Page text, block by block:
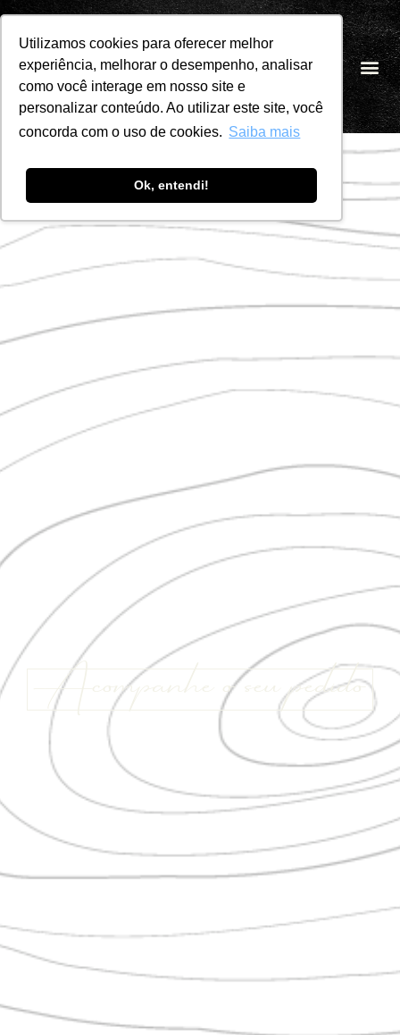
Utilizamos cookies para oferecer melhor
experiência, melhorar o desempenho, analisar
como você interage em nosso site e
personalizar conteúdo. Ao utilizar este site, você
concorda com o uso de cookies. Saiba mais
Ok, entendi!
Pular
para
o
conteúdo
PT
Acompanhe o seu pedido